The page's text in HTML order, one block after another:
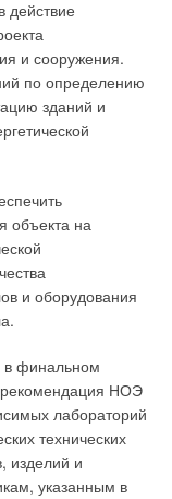
действие
и сооружения.
по определению
зданий и
объекта на
и оборудования
финальном
НОЭ
лабораторий
технических
изделий и
указанным в